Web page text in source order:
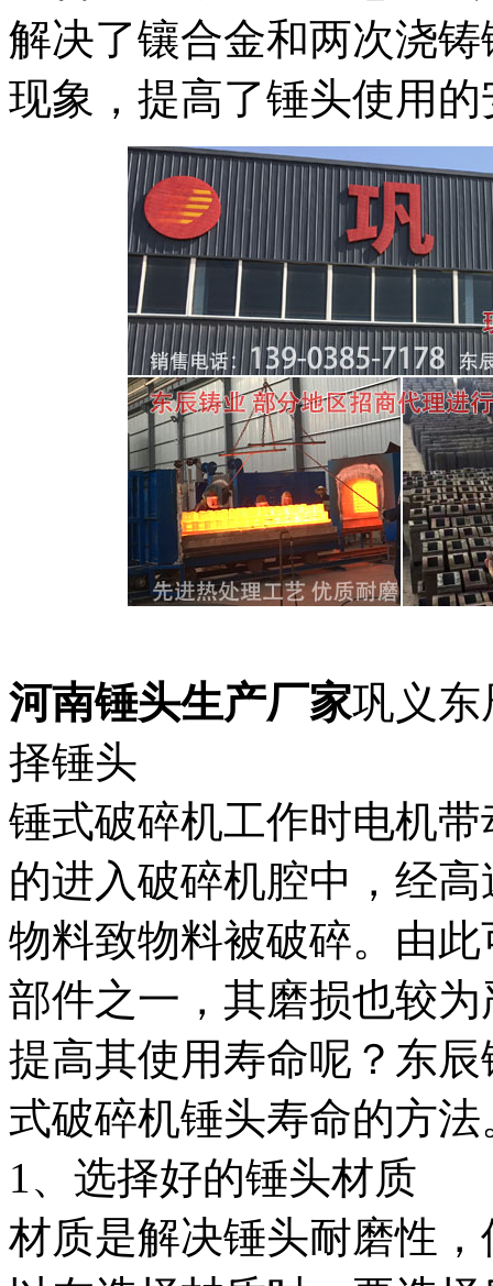
解决了镶合金和两次浇
现象，提高了锤头使用
河南锤头生产厂家巩义东
择锤头
锤式破碎机工作时电机
的进入破碎机腔中，经
物料致物料被破碎。由
部件之一，其磨损也较
提高其使用寿命呢？东
式破碎机锤头寿命的方法
1、选择好的锤头材质
材质是解决锤头耐磨性